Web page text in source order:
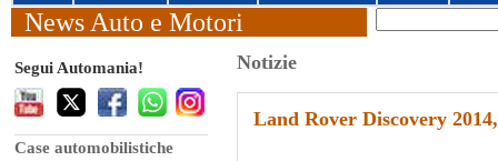
News Auto e Motori
Segui Automania!
Case automobilistiche
Notizie
Land Rover Discovery